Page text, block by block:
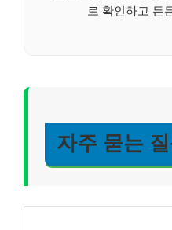
로 확인하고 든
자주 묻는